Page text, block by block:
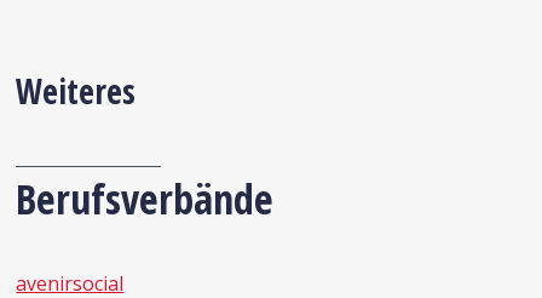
Weiteres
Berufsverbände
avenirsocial